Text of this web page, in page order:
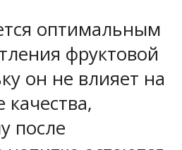
оптимальным
фруктовой
он не влияет на
качества,
после